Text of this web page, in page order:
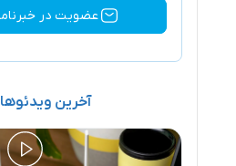
آخرین ویدئوها